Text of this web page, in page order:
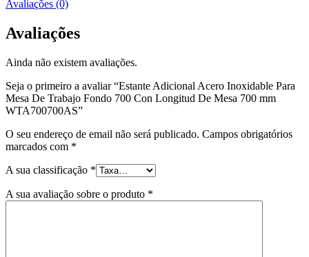
Avaliações (0)
Avaliações
Ainda não existem avaliações.
Seja o primeiro a avaliar “Estante Adicional Acero Inoxidable Para
Mesa De Trabajo Fondo 700 Con Longitud De Mesa 700 mm
WTA700700AS”
O seu endereço de email não será publicado. Campos obrigatórios
marcados com *
A sua classificação *
A sua avaliação sobre o produto *